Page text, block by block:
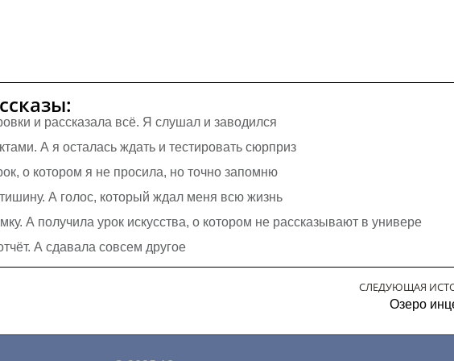
и рассказала всё. Я слушал и заводился
А я осталась ждать и тестировать сюрприз
о котором я не просила, но точно запомню
А голос, который ждал меня всю жизнь
А получила урок искусства, о котором не рассказывают в универе
А сдавала совсем другое
СЛЕДУЮЩАЯ
Озеро